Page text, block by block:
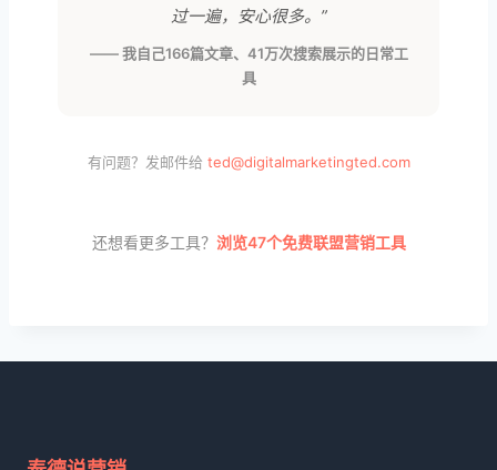
过一遍，安心很多。”
—— 我自己166篇文章、41万次搜索展示的日常工
具
有问题？发邮件给 ted@digitalmarketingted.com
还想看更多工具？ 浏览47个免费联盟营销工具